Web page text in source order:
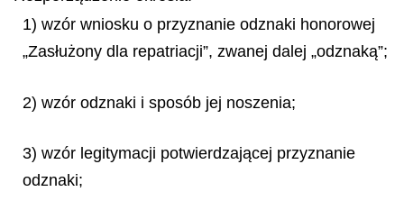
1) wzór wniosku o przyznanie odznaki honorowej
„Zasłużony dla repatriacji”, zwanej dalej „odznaką”;
2) wzór odznaki i sposób jej noszenia;
3) wzór legitymacji potwierdzającej przyznanie
odznaki;